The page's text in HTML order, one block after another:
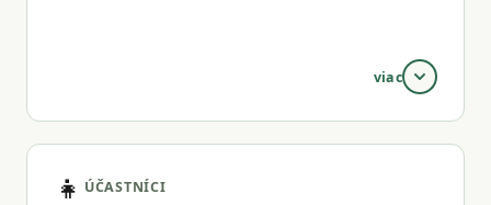
viac
chatkách s kapacitou 20 ľudí.
👧 ÚČASTNÍCI